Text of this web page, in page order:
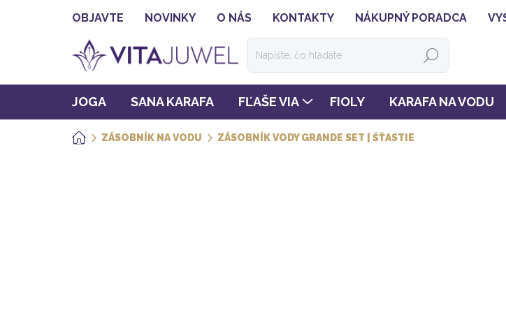
OBJAVTE NOVINKY O NÁS KONTAKTY NÁKUPNÝ PORADCA
HĽADAŤ
JOGA SANA KARAFA FĽAŠE VIA FIOLY KARAFA NA VODU
DOMOV
ZÁSOBNÍK NA VODU ZÁSOBNÍK VODY GRANDE SET | ŠŤASTIE